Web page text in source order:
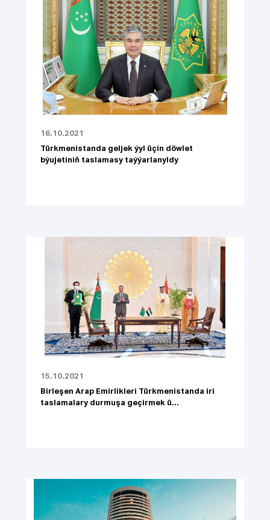
16.10.2021
Türkmenistanda geljek ýyl üçin döwlet
býujetiniň taslamasy taýýarlanyldy
15.10.2021
Birleşen Arap Emirlikleri Türkmenistanda iri
taslamalary durmuşa geçirmek ü...